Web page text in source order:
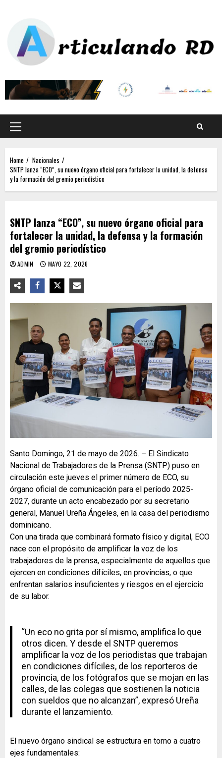
Home
Nacionales
SNTP lanza “ECO”, su nuevo órgano oficial para fortalecer la unidad, la defensa
y la formación del gremio periodístico
SNTP lanza “ECO”, su nuevo órgano oficial para
fortalecer la unidad, la defensa y la formación
del gremio periodístico
ADMIN MAYO 22, 2026
Santo Domingo, 21 de mayo de 2026. – El Sindicato
Nacional de Trabajadores de la Prensa (SNTP) puso en
circulación este jueves el primer número de ECO, su
órgano oficial de comunicación para el período 2025-
2027, durante un acto encabezado por su secretario
general, Manuel Ureña Ángeles, en la casa del periodismo
dominicano.
Con una tirada que combinará formato físico y digital, ECO
nace con el propósito de amplificar la voz de los
trabajadores de la prensa, especialmente de aquellos que
ejercen en condiciones difíciles, en provincias, o que
enfrentan salarios insuficientes y riesgos en el ejercicio
de su labor.
“Un eco no grita por sí mismo, amplifica lo que
otros dicen. Y desde el SNTP queremos
amplificar la voz de los periodistas que trabajan
en condiciones difíciles, de los reporteros de
provincia, de los fotógrafos que se mojan en las
calles, de las colegas que sostienen la noticia
con sueldos que no alcanzan”, expresó Ureña
durante el lanzamiento.
El nuevo órgano sindical se estructura en torno a cuatro
ejes fundamentales: